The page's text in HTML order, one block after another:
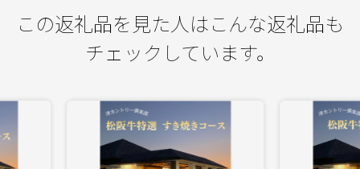
この返礼品を見た人はこんな返礼品も
チェックしています。